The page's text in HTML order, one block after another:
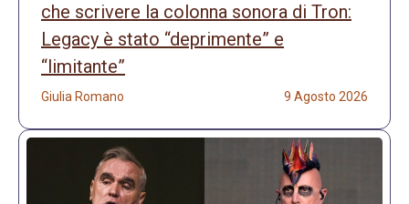
che scrivere la colonna sonora di Tron:
Legacy è stato “deprimente” e
“limitante”
Giulia Romano 9 Agosto 2026